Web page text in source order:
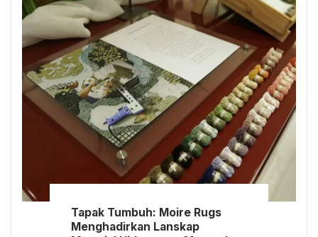
Tapak Tumbuh: Moire Rugs
Menghadirkan Lanskap